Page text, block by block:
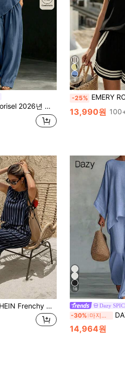
버튼 장식과 비대칭 밑단이 있는 블루 2피스 의상, 컨트리 스타일 여성 의상
9
-25% EMERY ROSE 여성 스트라이프
13,990원
여성 캐주얼 스트라이프 탱크 탑 및 스트레이트 레그 팬츠 2피스 세트, 여름
18
Dazy
-30% 마지막 3일 DAZY 봄
14,964원